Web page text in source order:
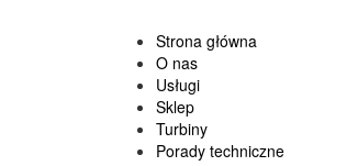
Strona główna
O nas
Usługi
Sklep
Turbiny
Porady techniczne